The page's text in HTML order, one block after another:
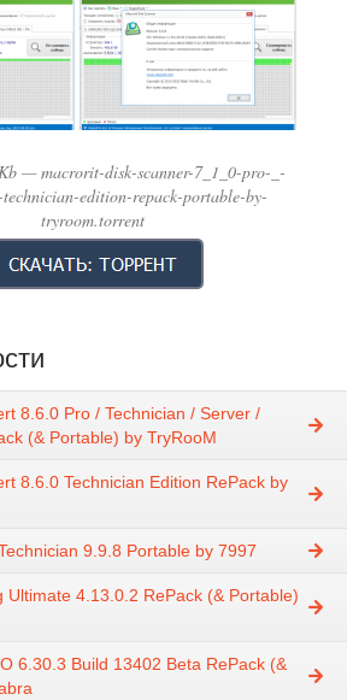
— macrorit-disk-scanner-7_1_0-pro-_-
edition-repack-portable-by-
tryroom.torrent
8.6.0 Pro / Technician / Server /
(& Portable) by TryRooM
8.6.0 Technician Edition RePack by
9.9.8 Portable by 7997
Ultimate 4.13.0.2 RePack (& Portable)
6.30.3 Build 13402 Beta RePack (&